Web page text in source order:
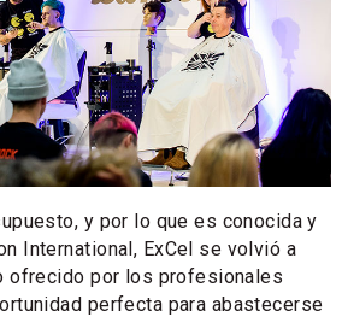
y por lo que es conocida y
International, ExCel se volvió a
ofrecido por los profesionales
perfecta para abastecerse